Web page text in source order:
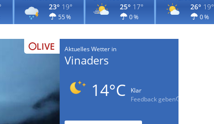
23° 19°
55 %
25° 17°
0 %
26° 19°
0 %
LIVE Aktuelles Wetter in
Vinaders
14°C
Klar
Feedback geben